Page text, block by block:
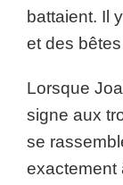
battaient. Il
et des
Lorsque
signe aux
se
exactement